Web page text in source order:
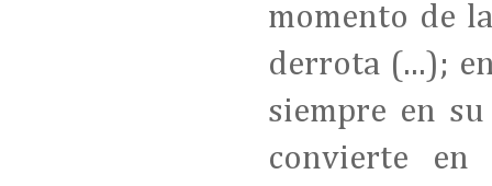
momento de
derrota (...);
siempre en
convierte